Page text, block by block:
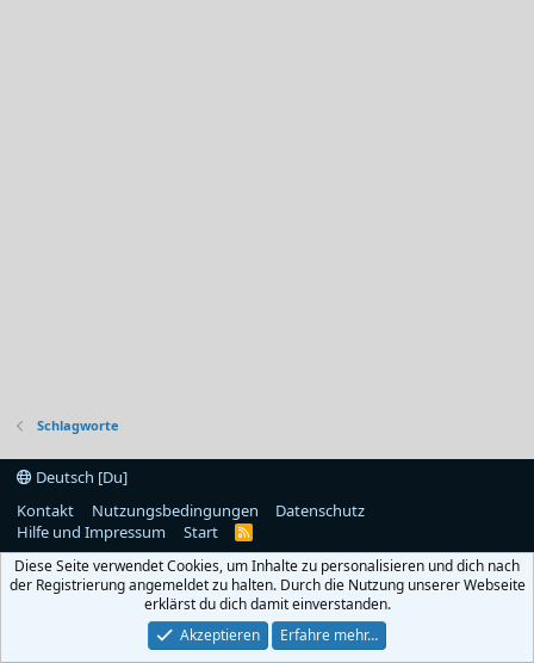
Schlagworte
Deutsch [Du]
Kontakt
Nutzungsbedingungen
Datenschutz
Hilfe und Impressum
Start
R
S
Diese Seite verwendet Cookies, um Inhalte zu personalisieren und dich nach
der Registrierung angemeldet zu halten. Durch die Nutzung unserer Webseite
erklärst du dich damit einverstanden.
Akzeptieren
Erfahre mehr…